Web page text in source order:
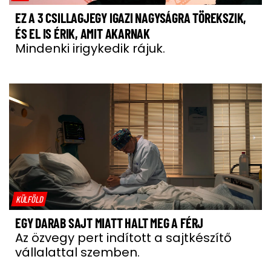
EZ A 3 CSILLAGJEGY IGAZI NAGYSÁGRA TÖREKSZIK,
ÉS EL IS ÉRIK, AMIT AKARNAK
Mindenki irigykedik rájuk.
KÜLFÖLD
EGY DARAB SAJT MIATT HALT MEG A FÉRJ
Az özvegy pert indított a sajtkészítő
vállalattal szemben.